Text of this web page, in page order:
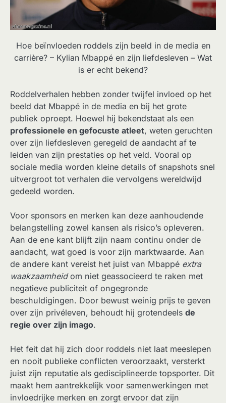
Hoe beïnvloeden roddels zijn beeld in de media en
carrière? – Kylian Mbappé en zijn liefdesleven – Wat
is er echt bekend?
Roddelverhalen hebben zonder twijfel invloed op het
beeld dat Mbappé in de media en bij het grote
publiek oproept. Hoewel hij bekendstaat als een
professionele en gefocuste atleet, weten geruchten
over zijn liefdesleven geregeld de aandacht af te
leiden van zijn prestaties op het veld. Vooral op
sociale media worden kleine details of snapshots snel
uitvergroot tot verhalen die vervolgens wereldwijd
gedeeld worden.
Voor sponsors en merken kan deze aanhoudende
belangstelling zowel kansen als risico’s opleveren.
Aan de ene kant blijft zijn naam continu onder de
aandacht, wat goed is voor zijn marktwaarde. Aan
de andere kant vereist het juist van Mbappé extra
waakzaamheidom niet geassocieerd te raken met
negatieve publiciteit of ongegronde
beschuldigingen. Door bewust weinig prijs te geven
over zijn privéleven, behoudt hij grotendeels de
regie over zijn imago.
Het feit dat hij zich door roddels niet laat meeslepen
en nooit publieke conflicten veroorzaakt, versterkt
juist zijn reputatie als gedisciplineerde topsporter. Dit
maakt hem aantrekkelijk voor samenwerkingen met
invloedrijke merken en zorgt ervoor dat zijn